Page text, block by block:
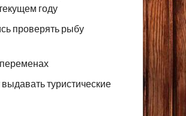
году
проверять рыбу
туристические